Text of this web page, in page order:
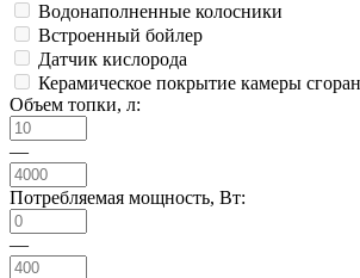
Водонаполненные колосники
Встроенный бойлер
Датчик кислорода
Керамическое покрытие камеры
Объем топки, л:
—
Потребляемая мощность, Вт:
—